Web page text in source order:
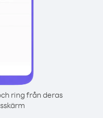
ring från deras